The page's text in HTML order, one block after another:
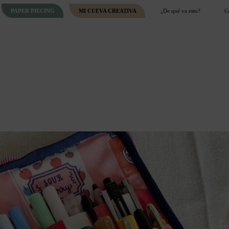
PAPER PIECING MI CUEVA CREATIVA ¿De qué va esto?